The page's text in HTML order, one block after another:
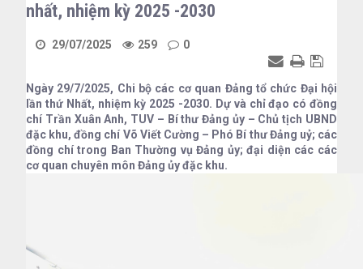
nhất, nhiệm kỳ 2025 -2030
29/07/2025 259 0
Ngày 29/7/2025, Chi bộ các cơ quan Đảng tổ chức Đại hội
lần thứ Nhất, nhiệm kỳ 2025 -2030. Dự và chỉ đạo có đồng
chí Trần Xuân Anh, TUV – Bí thư Đảng ủy – Chủ tịch UBND
đặc khu, đồng chí Võ Viết Cường – Phó Bí thư Đảng uỷ; các
đồng chí trong Ban Thường vụ Đảng ủy; đại diện các các
cơ quan chuyên môn Đảng ủy đặc khu.